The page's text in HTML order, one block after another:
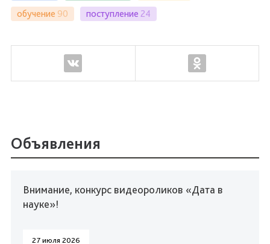
обучение 90 поступление 24
Объявления
Внимание, конкурс видеороликов «Дата в
науке»!
27 июля 2026